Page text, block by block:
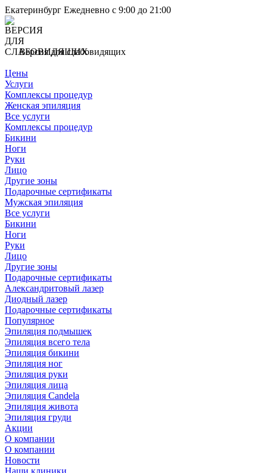
Екатеринбург Ежедневно с 9:00 до 21:00
Версия для слабовидящих
Цены
Услуги
Комплексы процедур
Женская эпиляция
Все услуги
Комплексы процедур
Бикини
Ноги
Руки
Лицо
Другие зоны
Подарочные сертификаты
Мужская эпиляция
Все услуги
Бикини
Ноги
Руки
Лицо
Другие зоны
Подарочные сертификаты
Александритовый лазер
Диодный лазер
Подарочные сертификаты
Популярное
Эпиляция подмышек
Эпиляция всего тела
Эпиляция бикини
Эпиляция ног
Эпиляция руки
Эпиляция лица
Эпиляция Candela
Эпиляция живота
Эпиляция груди
Акции
О компании
О компании
Новости
Наши клиники